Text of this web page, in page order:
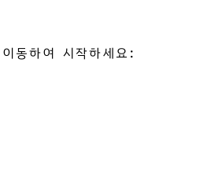
동하여 시작하세요: